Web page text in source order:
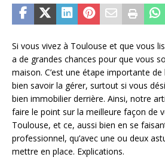
Si vous vivez à Toulouse et que vous
a de grandes chances pour que vous
maison. C’est une étape importante
bien savoir la gérer, surtout si vous
bien immobilier derrière. Ainsi, notre
faire le point sur la meilleure façon de
Toulouse, et ce, aussi bien en se
professionnel, qu’avec une ou deux
mettre en place. Explications.